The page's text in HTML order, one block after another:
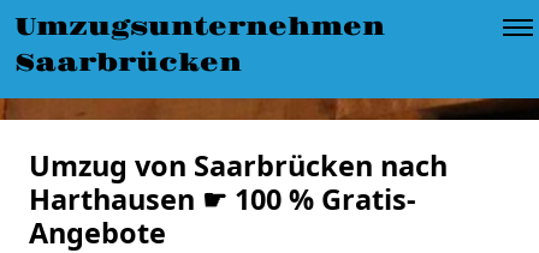
Umzugsunternehmen
Saarbrücken
Umzug von Saarbrücken nach
Harthausen ☛ 100 % Gratis-
Angebote